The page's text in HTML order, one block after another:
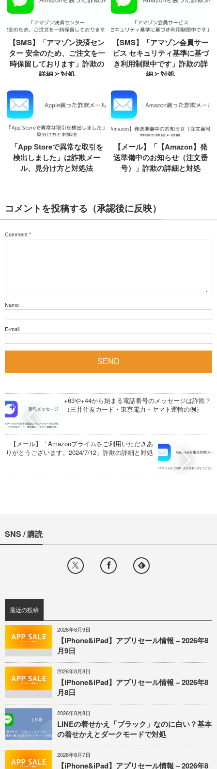
【SMS】「アマゾン決済セン
ター 安全のため、ご注文を一
時保留しております」詐欺の
詳細と対処
【SMS】「アマゾン会員サー
ビス セキュリティ基準に基づ
き利用制限中です」詐欺の詳
細と対処
「App Storeで異常な取引を
検出しました」は詐欺メー
ル、見分け方と対処法
【メール】「【Amazon】発
送準備中のお知らせ（注文番
号）」詐欺の詳細と対処
コメントを投稿する（承認後に反映）
Comment*
Name
E-mail
+63や+44から始まる電話番号のメッセージは詐欺？
（三井住友カード・東京電力・ヤマト運輸の例）
【メール】「Amazonプライムをご利用いただきあ
りがとうございます。2024/7/12」詐欺の詳細と対処
SNS / 購読
最近の投稿
2026年8月9日
【iPhone&iPad】アプリセール情報 – 2026年8
月9日
2026年8月8日
【iPhone&iPad】アプリセール情報 – 2026年8
月8日
2026年8月8日
LINEの着せかえ「ブラック」なのに白い？基本
の着せかえとダークモードで対処
2026年8月7日
【iPhone&iPad】アプリセール情報 – 2026年8